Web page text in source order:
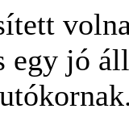
egy jó